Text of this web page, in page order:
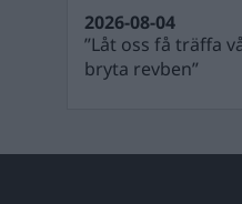
”Låt oss få träffa
bryta revben”
2026-08-04